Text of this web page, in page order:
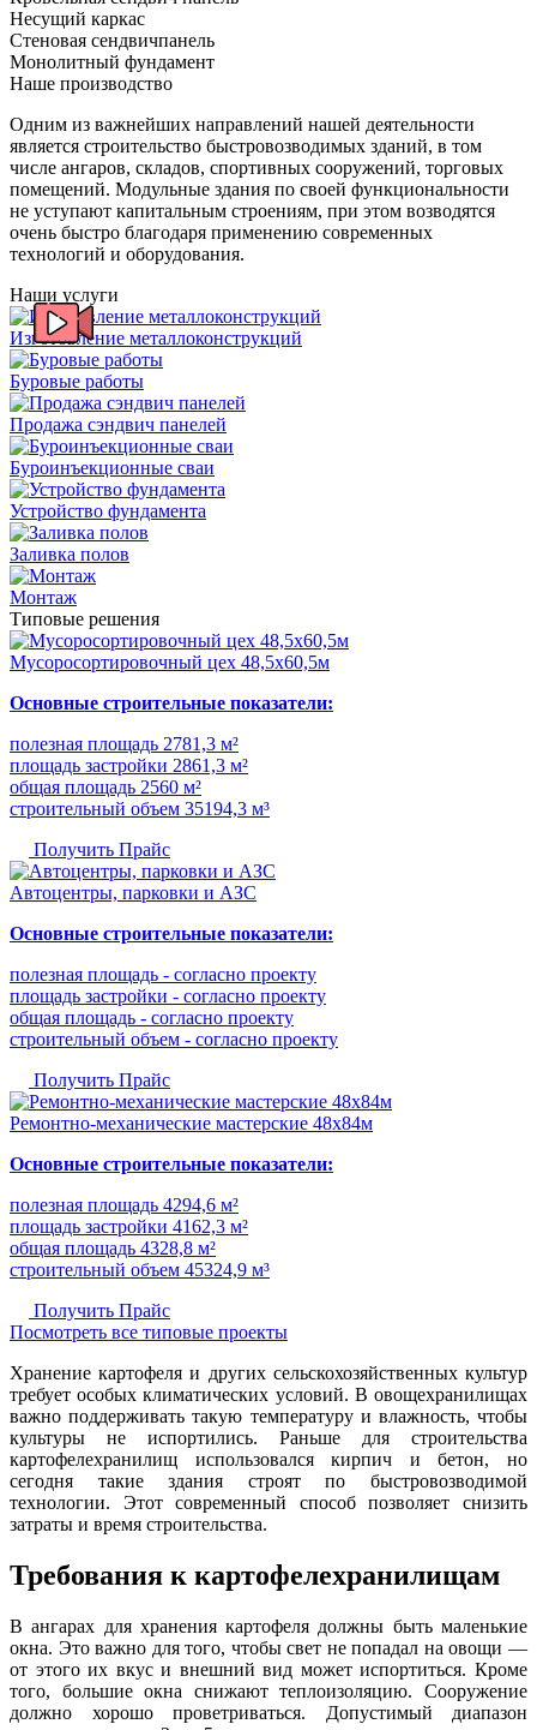
Несущий каркас
Стеновая сендвичпанель
Монолитный фундамент
Наше производство
Одним из важнейших направлений нашей деятельности
является строительство быстровозводимых зданий, в том
числе ангаров, складов, спортивных сооружений, торговых
помещений. Модульные здания по своей функциональности
не уступают капитальным строениям, при этом возводятся
очень быстро благодаря применению современных
технологий и оборудования.
Наши услуги
Изготовление металлоконструкций
Буровые работы
Продажа сэндвич панелей
Буроинъекционные сваи
Устройство фундамента
Заливка полов
Монтаж
Типовые решения
Мусоросортировочный цех 48,5x60,5м
Основные строительные показатели:
полезная площадь 2781,3 м²
площадь застройки 2861,3 м²
общая площадь 2560 м²
строительный объем 35194,3 м³
Получить Прайс
Автоцентры, парковки и АЗС
Основные строительные показатели:
полезная площадь - согласно проекту
площадь застройки - согласно проекту
общая площадь - согласно проекту
строительный объем - согласно проекту
Получить Прайс
Ремонтно-механические мастерские 48х84м
Основные строительные показатели:
полезная площадь 4294,6 м²
площадь застройки 4162,3 м²
общая площадь 4328,8 м²
строительный объем 45324,9 м³
Получить Прайс
Посмотреть все типовые проекты
Хранение картофеля и других сельскохозяйственных культур
требует особых климатических условий. В овощехранилищах
важно поддерживать такую температуру и влажность, чтобы
культуры не испортились. Раньше для строительства
картофелехранилищ использовался кирпич и бетон, но
сегодня такие здания строят по быстровозводимой
технологии. Этот современный способ позволяет снизить
затраты и время строительства.
Требования к картофелехранилищам
В ангарах для хранения картофеля должны быть маленькие
окна. Это важно для того, чтобы свет не попадал на овощи —
от этого их вкус и внешний вид может испортиться. Кроме
того, большие окна снижают теплоизоляцию. Сооружение
должно хорошо проветриваться. Допустимый диапазон